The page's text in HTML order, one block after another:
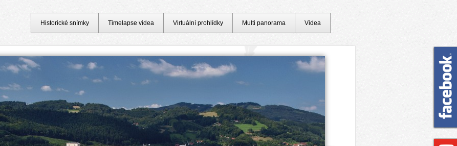
Historické snímky Timelapse videa Virtuální prohlídky Multi panorama Videa